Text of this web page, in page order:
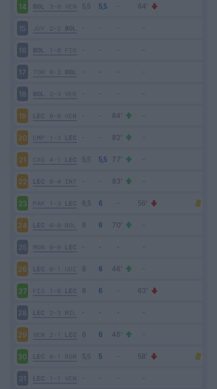
14 BOL 3-0 VEN
15 JUV 2-2 BOL
16 BOL 1-0 FIO
17 TOR 0-2 BOL
18 BOL 2-3 VER
19 LEC 0-0 GEN
20 EMP 1-3 LEC
21 CAG 4-1 LEC
22 LEC 0-4 INT
23 PAR 1-3 LEC
24 LEC 0-0 BOL
25 MON 0-0 LEC
26 LEC 0-1 UDI
27 FIO 1-0 LEC
28 LEC 2-3 MIL
29 GEN 2-1 LEC
30 LEC 0-1 ROM
31 LEC 1-1 VEN